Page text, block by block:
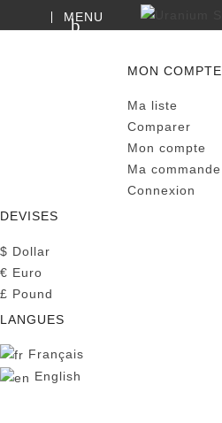
MENU
MON COMPTE
Ma liste
Comparer
Mon compte
Ma commande
Connexion
DEVISES
$ Dollar
€ Euro
£ Pound
LANGUES
Français
English